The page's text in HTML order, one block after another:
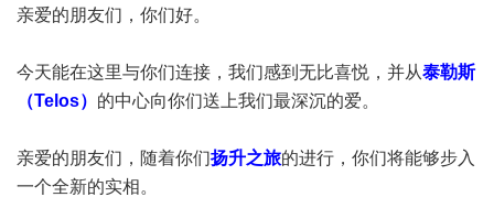
亲爱的朋友们，你们好。
今天能在这里与你们连接，我们感到无比喜悦，并从泰勒斯
（Telos） 的中心向你们送上我们最深沉的爱。
亲爱的朋友们，随着你们扬升之旅的进行，你们将能够步入
一个全新的实相。